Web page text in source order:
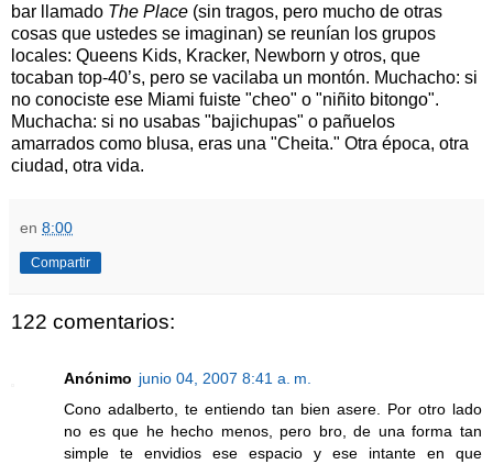
bar llamado The Place (sin tragos, pero mucho de otras
cosas que ustedes se imaginan) se reunían los grupos
locales: Queens Kids, Kracker, Newborn y otros, que
tocaban top-40’s, pero se vacilaba un montón. Muchacho: si
no conociste ese Miami fuiste "cheo" o "niñito bitongo".
Muchacha: si no usabas "bajichupas" o pañuelos
amarrados como blusa, eras una "Cheita." Otra época, otra
ciudad, otra vida.
en 8:00
Compartir
122 comentarios:
Anónimo junio 04, 2007 8:41 a. m.
Cono adalberto, te entiendo tan bien asere. Por otro lado
no es que he hecho menos, pero bro, de una forma tan
simple te envidios ese espacio y ese intante en que